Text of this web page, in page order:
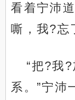
看着宁沛
嘶，我?忘
“把?我
系。”宁沛